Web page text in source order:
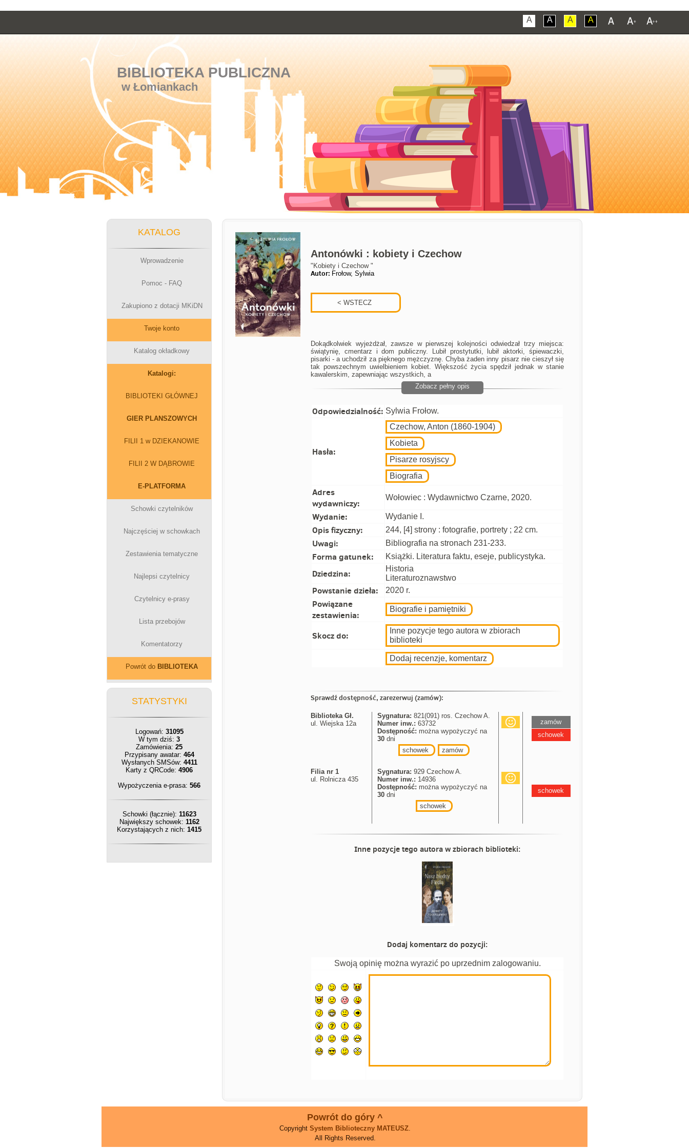
A A A A
BIBLIOTEKA PUBLICZNA
w Łomiankach
KATALOG
Wprowadzenie
Pomoc - FAQ
Zakupiono z dotacji MKiDN
Twoje konto
Katalog okładkowy
Katalogi:
BIBLIOTEKI GŁÓWNEJ
GIER PLANSZOWYCH
FILII 1 w DZIEKANOWIE
FILII 2 W DĄBROWIE
E-PLATFORMA
Schowki czytelników
Najczęściej w schowkach
Zestawienia tematyczne
Najlepsi czytelnicy
Czytelnicy e-prasy
Lista przebojów
Komentatorzy
Powrót do BIBLIOTEKA
STATYSTYKI
Logowań: 31095
W tym dziś: 3
Zamówienia: 25
Przypisany awatar: 464
Wysłanych SMSów: 4411
Karty z QRCode: 4906
Wypożyczenia e-prasa: 566
Schowki (łącznie): 11623
Największy schowek: 1162
Korzystających z nich: 1415
Antonówki : kobiety i Czechow
"Kobiety i Czechow "
Autor: Frołow, Sylwia
Dokądkolwiek wyjeżdżał, zawsze w pierwszej kolejności odwiedzał trzy miejsca:
świątynię, cmentarz i dom publiczny. Lubił prostytutki, lubił aktorki, śpiewaczki,
pisarki - a uchodził za pięknego mężczyznę. Chyba żaden inny pisarz nie cieszył się
tak powszechnym uwielbieniem kobiet. Większość życia spędził jednak w stanie
kawalerskim, zapewniając wszystkich, a
Zobacz pełny opis
Odpowiedzialność: Sylwia Frołow.
Hasła:
Czechow, Anton (1860-1904)
Kobieta
Pisarze rosyjscy
Biografia
Adres
wydawniczy:
Wołowiec : Wydawnictwo Czarne, 2020.
Wydanie: Wydanie I.
Opis fizyczny: 244, [4] strony : fotografie, portrety ; 22 cm.
Uwagi: Bibliografia na stronach 231-233.
Forma gatunek: Książki. Literatura faktu, eseje, publicystyka.
Dziedzina:
Historia
Literaturoznawstwo
Powstanie dzieła: 2020 r.
Powiązane
zestawienia:
Biografie i pamiętniki
Skocz do:
Inne pozycje tego autora w zbiorach
biblioteki
Dodaj recenzje, komentarz
Sprawdź dostępność, zarezerwuj (zamów):
Biblioteka Gł.
ul. Wiejska 12a
Sygnatura: 821(091) ros. Czechow A.
Numer inw.: 63732
Dostępność: można wypożyczyć na
30 dni
schowek
zamów
zamów
schowek
Filia nr 1
ul. Rolnicza 435
Sygnatura: 929 Czechow A.
Numer inw.: 14936
Dostępność: można wypożyczyć na
30 dni
schowek
schowek
Inne pozycje tego autora w zbiorach biblioteki:
Dodaj komentarz do pozycji:
Swoją opinię można wyrazić po uprzednim zalogowaniu.
Powrót do góry ^
Copyright System Biblioteczny MATEUSZ.
All Rights Reserved.